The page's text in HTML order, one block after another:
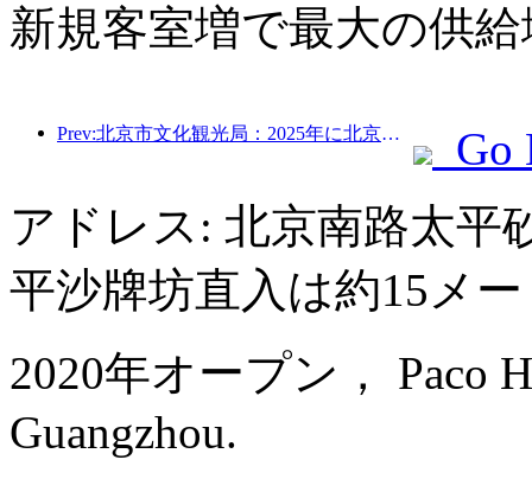
新規客室増で最大の供
Prev:北京市文化観光局：2025年に北京市を訪れた観光客は548万人で、前年比39％増加した。
Go
アドレス: 北京南路太平
平沙牌坊直入は約15メ
2020年オープン， Paco
Guangzhou.